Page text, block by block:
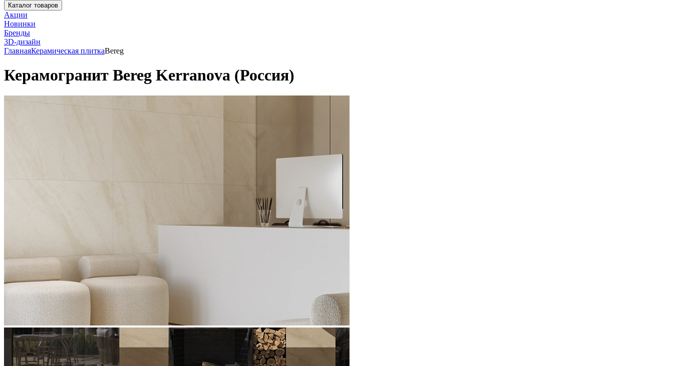
Каталог товаров
Акции
Новинки
Бренды
3D-дизайн
ГлавнаяКерамическая плиткаBereg
Керамогранит Bereg Kerranova (Россия)